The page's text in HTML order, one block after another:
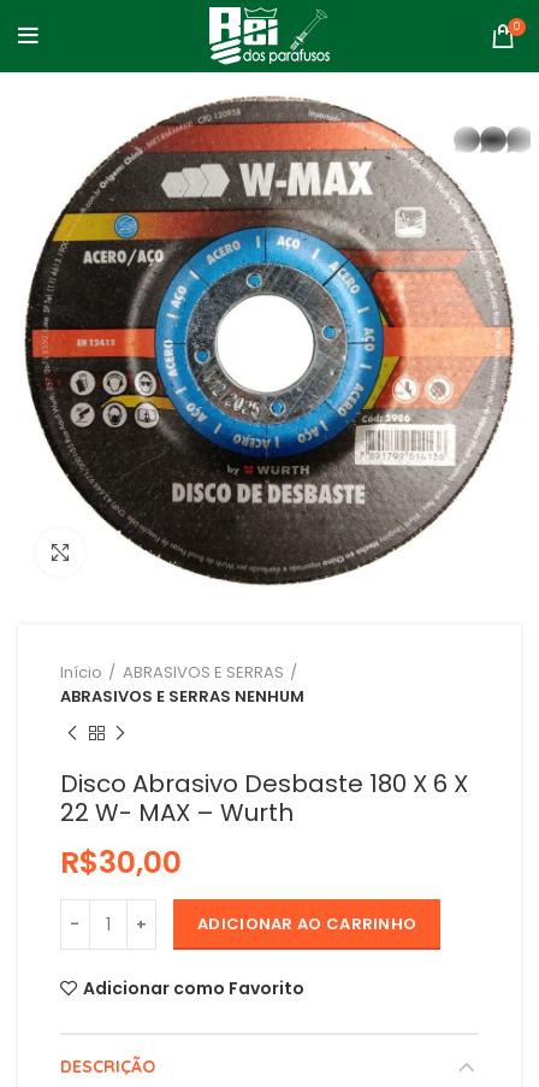
0
Clique para ampliar
Início
ABRASIVOS E SERRAS
ABRASIVOS E SERRAS NENHUM
Disco Abrasivo Desbaste 180 X 6 X
22 W- MAX – Wurth
R$
ADICIONAR AO CARRINHO
Adicionar como Favorito
DESCRIÇÃO
whatsapp